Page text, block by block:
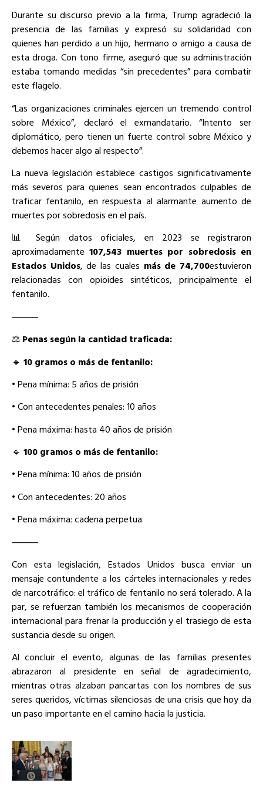
Durante su discurso previo a la firma, Trump agradeció la
presencia de las familias y expresó su solidaridad con
quienes han perdido a un hijo, hermano o amigo a causa de
esta droga. Con tono firme, aseguró que su administración
estaba tomando medidas “sin precedentes” para combatir
este flagelo.
“Las organizaciones criminales ejercen un tremendo control
sobre México”, declaró el exmandatario. “Intento ser
diplomático, pero tienen un fuerte control sobre México y
debemos hacer algo al respecto”.
La nueva legislación establece castigos significativamente
más severos para quienes sean encontrados culpables de
traficar fentanilo, en respuesta al alarmante aumento de
muertes por sobredosis en el país.
📊 Según datos oficiales, en 2023 se registraron
aproximadamente107,543 muertes por sobredosis en
Estados Unidos, de las cuales más de 74,700estuvieron
relacionadas con opioides sintéticos, principalmente el
fentanilo.
⸻
⚖️ Penas según la cantidad traficada:
🔹 10 gramos o más de fentanilo:
• Pena mínima: 5 años de prisión
• Con antecedentes penales: 10 años
• Pena máxima: hasta 40 años de prisión
🔹 100 gramos o más de fentanilo:
• Pena mínima: 10 años de prisión
• Con antecedentes: 20 años
• Pena máxima: cadena perpetua
⸻
Con esta legislación, Estados Unidos busca enviar un
mensaje contundente a los cárteles internacionales y redes
de narcotráfico: el tráfico de fentanilo no será tolerado. A la
par, se refuerzan también los mecanismos de cooperación
internacional para frenar la producción y el trasiego de esta
sustancia desde su origen.
Al concluir el evento, algunas de las familias presentes
abrazaron al presidente en señal de agradecimiento,
mientras otras alzaban pancartas con los nombres de sus
seres queridos, víctimas silenciosas de una crisis que hoy da
un paso importante en el camino hacia la justicia.